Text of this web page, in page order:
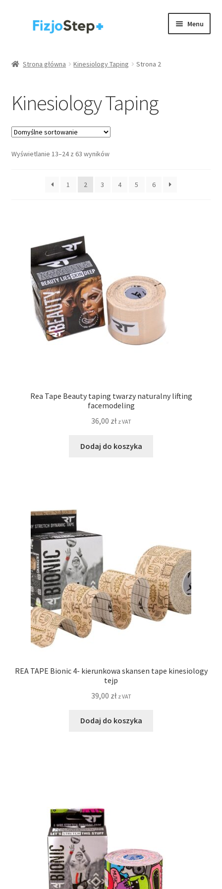
Przejdź
Przejdź
Menu
Akcesoria
Rehabilitacja / trening
Zdrowie
Strona główna Kinesiology Taping Strona 2
Kinesiology Taping
Wyświetlanie 13–24 z 63 wyników
1 2 3 4 5 6
Rea Tape Beauty taping twarzy naturalny lifting
facemodeling
36,00 zł z VAT
Dodaj do koszyka
REA TAPE Bionic 4- kierunkowa skansen tape kinesiology
tejp
39,00 zł z VAT
Dodaj do koszyka